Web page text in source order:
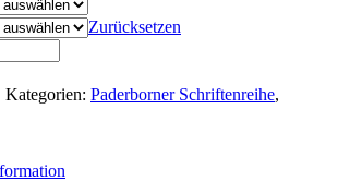
Zurücksetzen
Kategorien: Paderborner Schriftenreihe,